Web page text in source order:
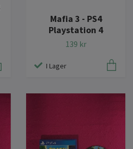
Mafia 3 - PS4
Playstation 4
139 kr
I Lager